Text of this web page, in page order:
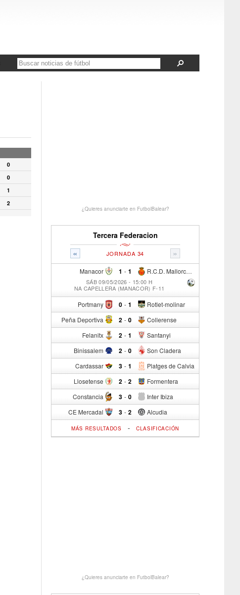
0
0
1
2
¿Quieres anunciarte en FutbolBalear?
Tercera Federacion
« »
JORNADA 34
Manacor 1 - R.C.D. Mallorca Sad "B"
1
SÁB 09/05/2026 - 15:00 H
NA CAPELLERA (MANACOR) F-11
Portmany 0 - Rotlet-molinar
1
Peña Deportiva 2 - Collerense
0
Felanitx 2 - Santanyi
1
Binissalem 2 - Son Cladera
0
Cardassar 3 - Platges de Calvia
1
Llosetense 2 - Formentera
2
Constancia 3 - Inter Ibiza
0
CE Mercadal 3 - Alcudia
2
MÁS RESULTADOS - CLASIFICACIÓN
¿Quieres anunciarte en FutbolBalear?